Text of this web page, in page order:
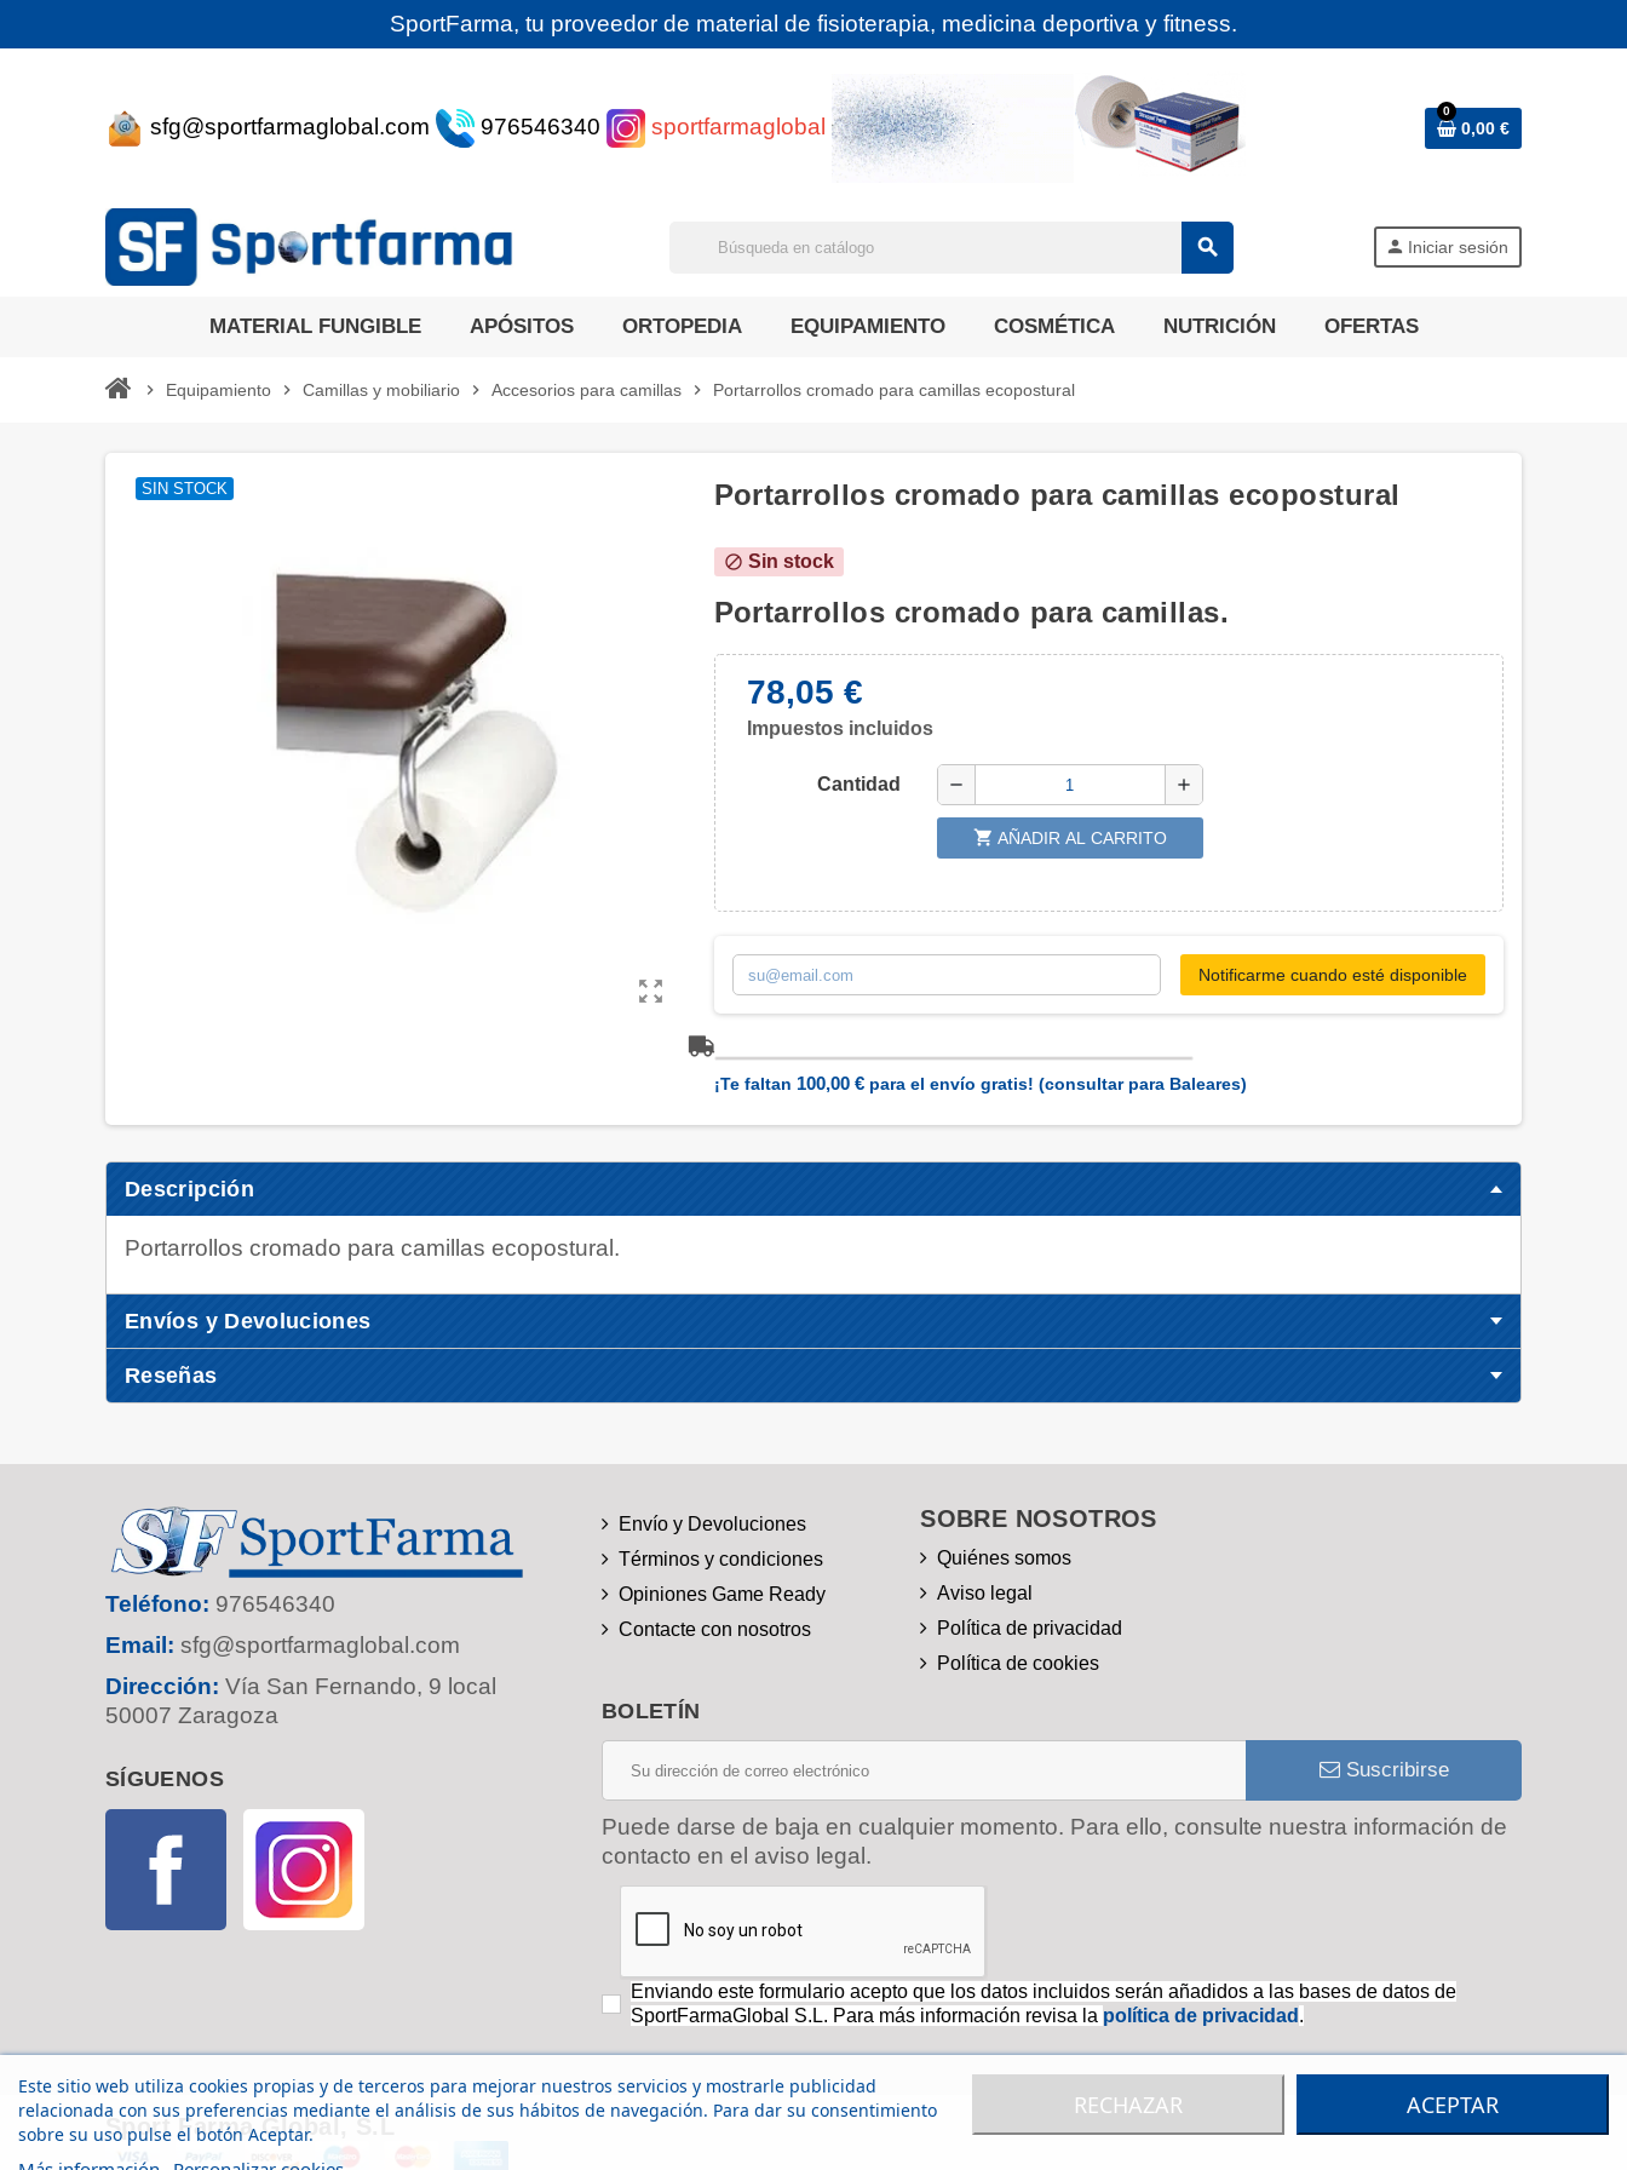
SportFarma, tu proveedor de material de fisioterapia, medicina deportiva y fitness.
sfg@sportfarmaglobal.com 976546340 sportfarmaglobal
0
0,00 €
search person Iniciar sesión
MATERIAL FUNGIBLE APÓSITOS ORTOPEDIA EQUIPAMIENTO COSMÉTICA NUTRICIÓN OFERTAS
chevron_right Equipamiento chevron_right Camillas y mobiliario chevron_right Accesorios para camillas chevron_right Portarrollos cromado para camillas ecopostural
zoom_out_map
SIN STOCK Portarrollos cromado para camillas ecopostural
block Sin stock
Portarrollos cromado para camillas.
78,05 €
Impuestos incluidos
Cantidad remove add
shopping_cart AÑADIR AL CARRITO
Notificarme cuando esté disponible
¡Te faltan 100,00 €para el envío gratis! (consultar para Baleares)
Descripción
Portarrollos cromado para camillas ecopostural.
Envíos y Devoluciones
Reseñas
Teléfono: 976546340
Email: sfg@sportfarmaglobal.com
Dirección: Vía San Fernando, 9 local
50007 Zaragoza
SÍGUENOS
Facebook
Envío y Devoluciones
Términos y condiciones
Opiniones Game Ready
Contacte con nosotros
SOBRE NOSOTROS
Quiénes somos
Aviso legal
Política de privacidad
Política de cookies
BOLETÍN
Suscribirse
Puede darse de baja en cualquier momento. Para ello, consulte nuestra información de
contacto en el aviso legal.
Enviando este formulario acepto que los datos incluidos serán añadidos a las bases de datos de
SportFarmaGlobal S.L. Para más información revisa la política de privacidad .
Este sitio web utiliza cookies propias y de terceros para mejorar nuestros servicios y mostrarle publicidad
relacionada con sus preferencias mediante el análisis de sus hábitos de navegación. Para dar su consentimiento
sobre su uso pulse el botón Aceptar.
RECHAZAR ACEPTAR
Sport Farma Global, S.L